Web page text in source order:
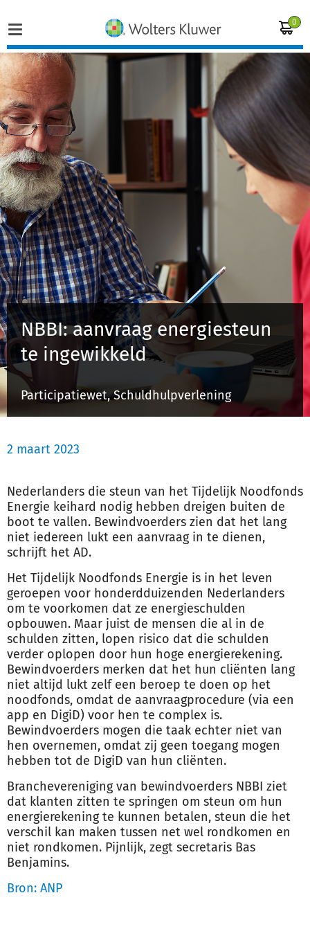
0
Home
Vakgebieden
Actueel
Producten
Opleidingen
Juridisch advies
Inloggen op de kennisbank
Inloggen
Registreren
NBBI: aanvraag energiesteun
te ingewikkeld
Participatiewet, Schuldhulpverlening
2 maart 2023
Nederlanders die steun van het Tijdelijk Noodfonds
Energie keihard nodig hebben dreigen buiten de
boot te vallen. Bewindvoerders zien dat het lang
niet iedereen lukt een aanvraag in te dienen,
schrijft het AD.
Het Tijdelijk Noodfonds Energie is in het leven
geroepen voor honderdduizenden Nederlanders
om te voorkomen dat ze energieschulden
opbouwen. Maar juist de mensen die al in de
schulden zitten, lopen risico dat die schulden
verder oplopen door hun hoge energierekening.
Bewindvoerders merken dat het hun cliënten lang
niet altijd lukt zelf een beroep te doen op het
noodfonds, omdat de aanvraagprocedure (via een
app en DigiD) voor hen te complex is.
Bewindvoerders mogen die taak echter niet van
hen overnemen, omdat zij geen toegang mogen
hebben tot de DigiD van hun cliënten.
Branchevereniging van bewindvoerders NBBI ziet
dat klanten zitten te springen om steun om hun
energierekening te kunnen betalen, steun die het
verschil kan maken tussen net wel rondkomen en
niet rondkomen. Pijnlijk, zegt secretaris Bas
Benjamins.
Bron: ANP